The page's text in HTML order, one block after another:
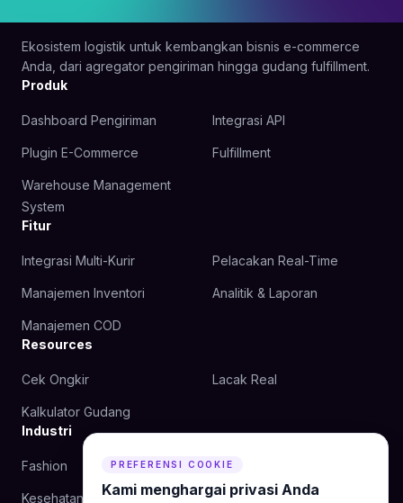
Ekosistem logistik untuk kembangkan bisnis e-commerce
Anda, dari agregator pengiriman hingga gudang fulfillment.
Produk
Dashboard Pengiriman Integrasi API
Plugin E-Commerce Fulfillment
Warehouse Management
System
Fitur
Integrasi Multi-Kurir Pelacakan Real-Time
Manajemen Inventori Analitik & Laporan
Manajemen COD
Resources
Cek Ongkir Lacak Real
Kalkulator Gudang
Industri
Fashion Kecantikan
Kesehatan Makanan
PREFERENSI COOKIE
Kami menghargai privasi Anda